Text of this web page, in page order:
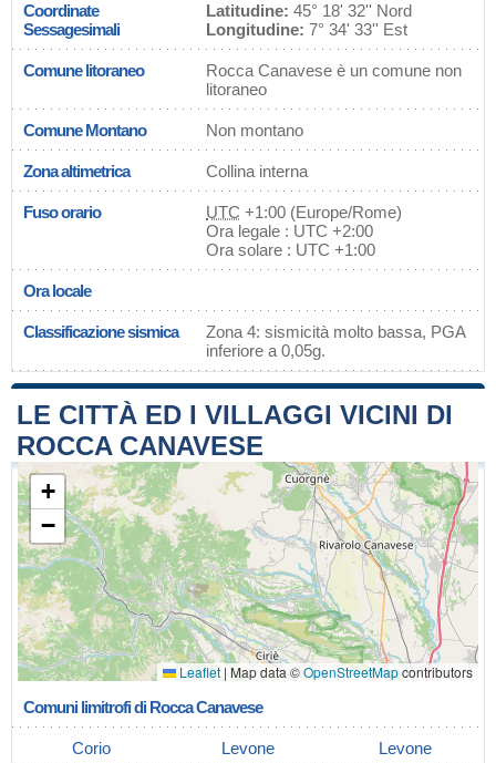
Coordinate
Sessagesimali
Latitudine: 45° 18' 32'' Nord
Longitudine: 7° 34' 33'' Est
Comune litoraneo
Rocca Canavese è un comune non
litoraneo
Comune Montano Non montano
Zona altimetrica Collina interna
Fuso orario UTC +1:00 (Europe/Rome)
Ora legale : UTC +2:00
Ora solare : UTC +1:00
Ora locale
Classificazione sismica
Zona 4: sismicità molto bassa, PGA
inferiore a 0,05g.
LE CITTÀ ED I VILLAGGI VICINI DI
ROCCA CANAVESE
+
−
Leaflet | Map data ©OpenStreetMapcontributors
Comuni limitrofi di Rocca Canavese
Corio Levone Levone